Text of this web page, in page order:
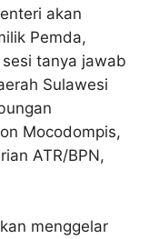
akan
Pemda,
tanya jawab
Sulawesi
Mocodompis,
ATR/BPN,
menggelar